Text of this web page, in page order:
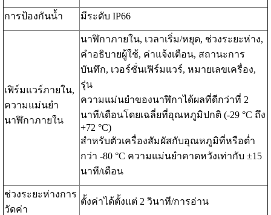
การป้องกันน้ำ มีระดับ IP66
เฟิร์มแวร์ภายใน,
ความแม่นยำ
นาฬิกาภายใน
นาฬิกาภายใน, เวลาเริ่ม/หยุด, ช่วงระยะห่าง,
คำอธิบายผู้ใช้, ค่าแจ้งเตือน, สถานะการ
บันทึก, เวอร์ชั่นเฟิร์มแวร์, หมายเลขเครื่อง,
รุ่น
ความแม่นยำของนาฬิกาได้ผลที่ดีกว่าที่ 2
นาที/เดือนโดยเฉลี่ยที่อุณหภูมิปกติ (-29 °C ถึง
+72 °C)
สำหรับตัวเครื่องสัมผัสกับอุณหภูมิที่หรือต่ำ
กว่า -80 °C ความแม่นยำคาดหวังเท่ากับ ±15
นาที/เดือน
ช่วงระยะห่างการ
วัดค่า
ตั้งค่าได้ตั้งแต่ 2 วินาที/การอ่าน